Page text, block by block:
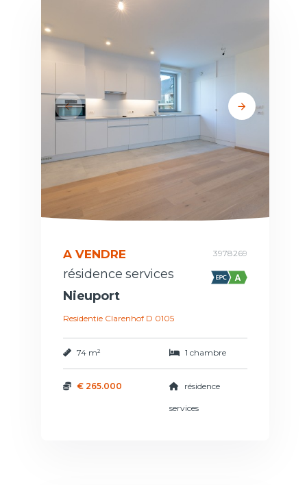
A VENDRE 3978269
résidence services
Nieuport
Residentie Clarenhof D 0105
74 m² 1 chambre
€ 265.000 résidence
services